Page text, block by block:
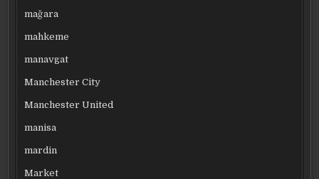
mağara
mahkeme
manavgat
Manchester City
Manchester United
manisa
mardin
Market